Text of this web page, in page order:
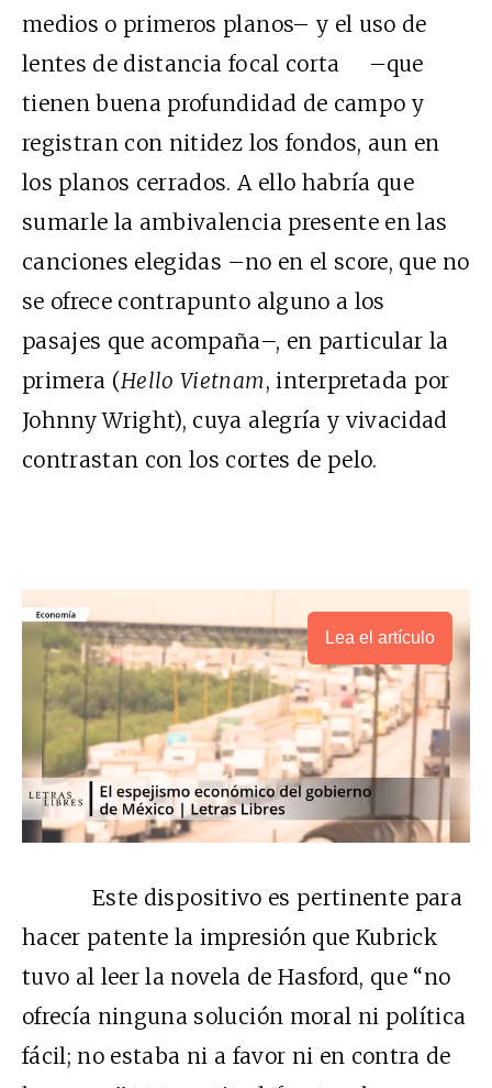
medios o primeros planos– y el uso de
lentes de distancia focal corta –que
tienen buena profundidad de campo y
registran con nitidez los fondos, aun en
los planos cerrados. A ello habría que
sumarle la ambivalencia presente en las
canciones elegidas –no en el score, que no
se ofrece contrapunto alguno a los
pasajes que acompaña–, en particular la
primera (Hello Vietnam, interpretada por
Johnny Wright), cuya alegría y vivacidad
contrastan con los cortes de pelo.
Lea el artículo
Este dispositivo es pertinente para
hacer patente la impresión que Kubrick
tuvo al leer la novela de Hasford, que “no
ofrecía ninguna solución moral ni política
fácil; no estaba ni a favor ni en contra de